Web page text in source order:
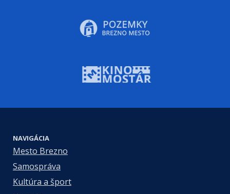
NAVIGÁCIA
Mesto Brezno
Samospráva
Kultúra a šport